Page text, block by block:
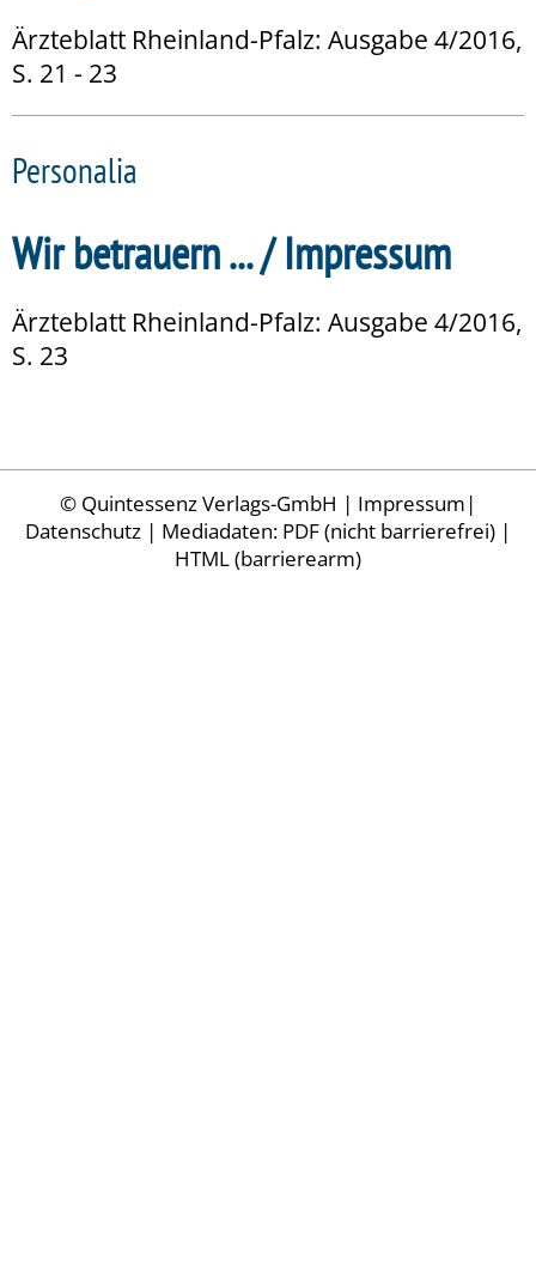
Ärzteblatt Rheinland-Pfalz: Ausgabe 4/2016,
S. 21 - 23
Personalia
Wir betrauern ... / Impressum
Ärzteblatt Rheinland-Pfalz: Ausgabe 4/2016,
S. 23
© Quintessenz Verlags-GmbH | Impressum |
Datenschutz | Mediadaten: PDF (nicht barrierefrei) |
HTML (barrierearm)